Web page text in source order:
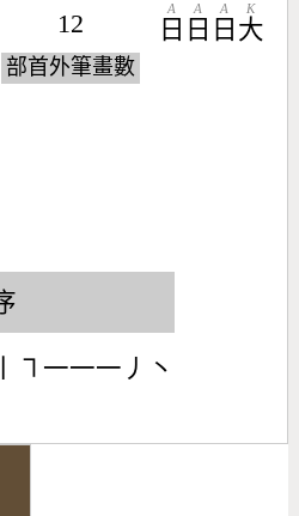
12
部首外筆畫數
日
A
日
A
日
A
大
K
㇕一一一丿丶